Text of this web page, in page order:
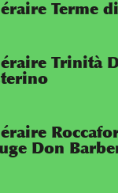
Terme
Trinità
Don